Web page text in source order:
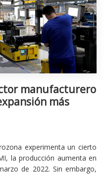
manufacturero
más
experimenta un cierto
la producción aumenta en
de 2022. Sin embargo,